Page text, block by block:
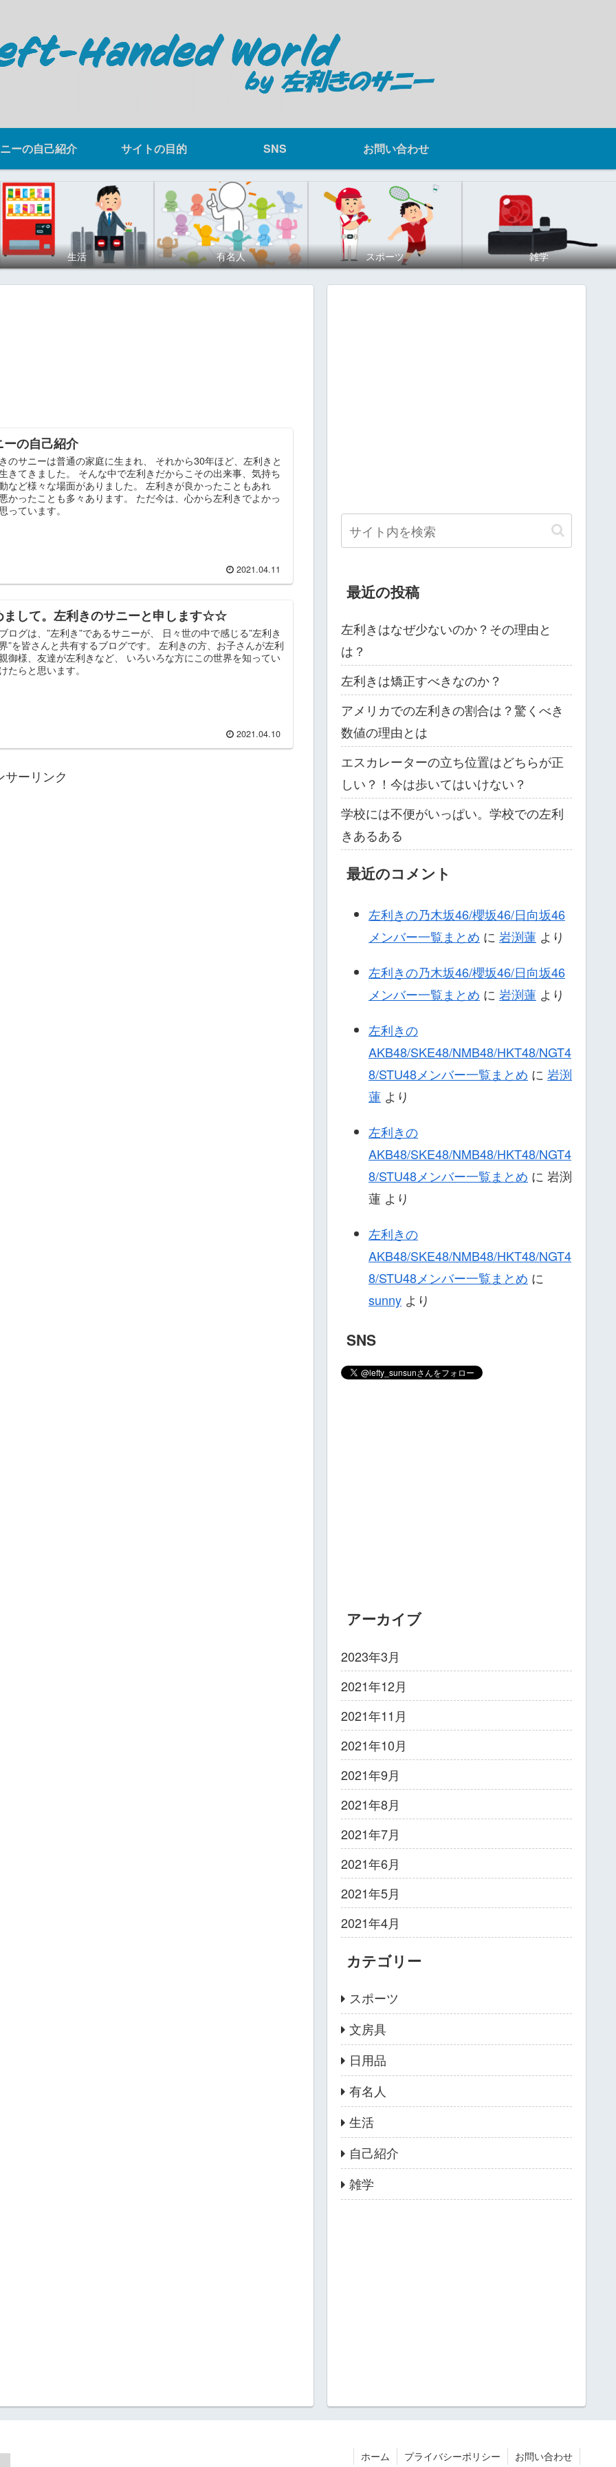
ーの自己紹介 サイトの目的 SNS お問い合わせ
生活 有名人 スポーツ 雑学
ーの自己紹介
のサニーは普通の家庭に生まれ、 それから30年ほど、左利きと
きてきました。 そんな中で左利きだからこその出来事、気持ち
など様々な場面がありました。 左利きが良かったこともあれ
かったことも多々あります。 ただ今は、心から左利きでよかっ
っています。
2021.04.11
まして。左利きのサニーと申します☆☆
ログは、”左利き”であるサニーが、 日々世の中で感じる”左利き
”を皆さんと共有するブログです。 左利きの方、お子さんが左利
御様、友達が左利きなど、 いろいろな方にこの世界を知ってい
たらと思います。
2021.04.10
サーリンク
最近の投稿
左利きはなぜ少ないのか？その理由と
は？
左利きは矯正すべきなのか？
アメリカでの左利きの割合は？驚くべき
数値の理由とは
エスカレーターの立ち位置はどちらが正
しい？！今は歩いてはいけない？
学校には不便がいっぱい。学校での左利
きあるある
最近のコメント
左利きの乃木坂46/櫻坂46/日向坂46
メンバー一覧まとめ に 岩渕蓮 より
左利きの乃木坂46/櫻坂46/日向坂46
メンバー一覧まとめ に 岩渕蓮 より
左利きの
AKB48/SKE48/NMB48/HKT48/NGT4
8/STU48メンバー一覧まとめ に 岩渕
蓮 より
左利きの
AKB48/SKE48/NMB48/HKT48/NGT4
8/STU48メンバー一覧まとめ に 岩渕
蓮 より
左利きの
AKB48/SKE48/NMB48/HKT48/NGT4
8/STU48メンバー一覧まとめ に
sunny より
SNS
アーカイブ
2023年3月
2021年12月
2021年11月
2021年10月
2021年9月
2021年8月
2021年7月
2021年6月
2021年5月
2021年4月
カテゴリー
スポーツ
文房具
日用品
有名人
生活
自己紹介
雑学
ホーム プライバシーポリシー お問い合わせ